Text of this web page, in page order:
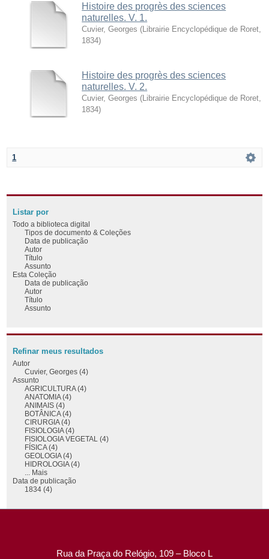
Histoire des progrès des sciences
naturelles. V. 1.
Cuvier, Georges ( Librairie Encyclopédique de Roret
1834)
Histoire des progrès des sciences
naturelles. V. 2.
Cuvier, Georges ( Librairie Encyclopédique de Roret
1834)
1
Listar por
Todo a biblioteca digital
Tipos de documento & Coleções
Data de publicação
Autor
Título
Assunto
Esta Coleção
Data de publicação
Autor
Título
Assunto
Refinar meus resultados
Autor
Cuvier, Georges (4)
Assunto
AGRICULTURA (4)
ANATOMIA (4)
ANIMAIS (4)
BOTÂNICA (4)
CIRURGIA (4)
FISIOLOGIA (4)
FISIOLOGIA VEGETAL (4)
FÍSICA (4)
GEOLOGIA (4)
HIDROLOGIA (4)
... Mais
Data de publicação
1834 (4)
Rua da Praça do Relógio, 109 – Bloco L